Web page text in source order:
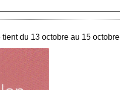
du 13 octobre au 15 octobre